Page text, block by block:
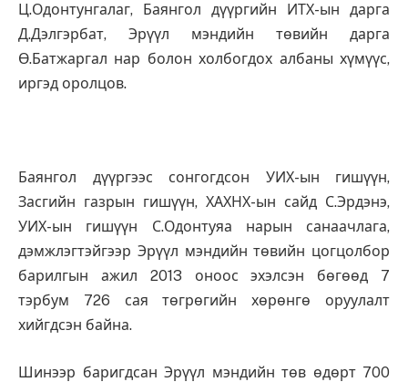
Ц.Одонтунгалаг, Баянгол дүүргийн ИТХ-ын дарга
Д.Дэлгэрбат, Эрүүл мэндийн төвийн дарга
Ө.Батжаргал нар болон холбогдох албаны хүмүүс,
иргэд оролцов.
Баянгол дүүргээс сонгогдсон УИХ-ын гишүүн,
Засгийн газрын гишүүн, ХАХНХ-ын сайд С.Эрдэнэ,
УИХ-ын гишүүн С.Одонтуяа нарын санаачлага,
дэмжлэгтэйгээр Эрүүл мэндийн төвийн цогцолбор
барилгын ажил 2013 оноос эхэлсэн бөгөөд 7
тэрбум 726 сая төгрөгийн хөрөнгө оруулалт
хийгдсэн байна.
Шинээр баригдсан Эрүүл мэндийн төв өдөрт 700